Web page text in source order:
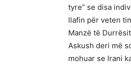
tyre” se disa
llafin për veten
Manzë të
Askush deri më
mohuar se Irani